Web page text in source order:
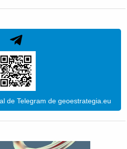
de Telegram de geoestrategia.eu